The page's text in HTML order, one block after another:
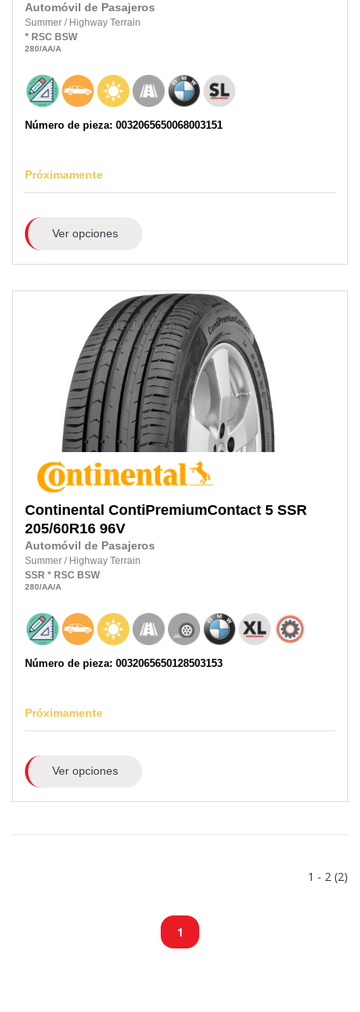
Automóvil de Pasajeros
Summer / Highway Terrain
* RSC BSW
280/AA/A
Número de pieza: 0032065650068003151
Próximamente
Ver opciones
Continental ContiPremiumContact 5 SSR
205/60R16 96V
Automóvil de Pasajeros
Summer / Highway Terrain
SSR * RSC BSW
280/AA/A
Número de pieza: 0032065650128503153
Próximamente
Ver opciones
1 - 2 (2)
1